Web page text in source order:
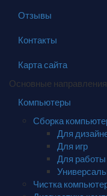
Отзывы
Контакты
Карта сайта
Основные направления
Компьютеры
Сборка
Для
Для игр
Для работы
Чистка